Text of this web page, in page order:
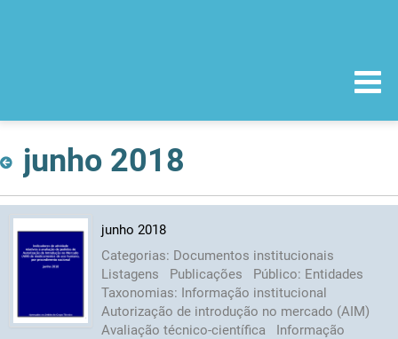
junho 2018
junho 2018
Categorias: Documentos institucionais
Listagens
Publicações Público: Entidades
Taxonomias: Informação institucional
Autorização de introdução no mercado (AIM)
Avaliação técnico-científica
Informação